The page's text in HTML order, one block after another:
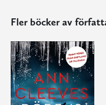
Fler böcker av